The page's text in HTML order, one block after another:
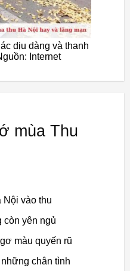
dịu dàng và thanh
Internet
mùa Thu
Nội vào thu
yên ngủ
màu quyến rũ
chân tình